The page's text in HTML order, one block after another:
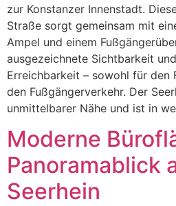
zur Konstanzer Innenstadt.
Straße sorgt gemeinsam mit
Ampel und einem
ausgezeichnete Sichtbarkeit
Erreichbarkeit – sowohl für den
den Fußgängerverkehr. Der
unmittelbarer Nähe und ist in
Moderne
Panoramablick
Seerhein